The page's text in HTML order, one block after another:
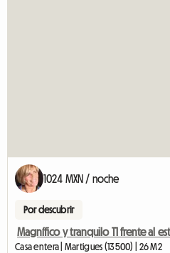
1024 MXN / noche
Por descubrir
Magnífico y tranquilo T1 frente al
Casa entera | Martigues (13500) | 26 M2